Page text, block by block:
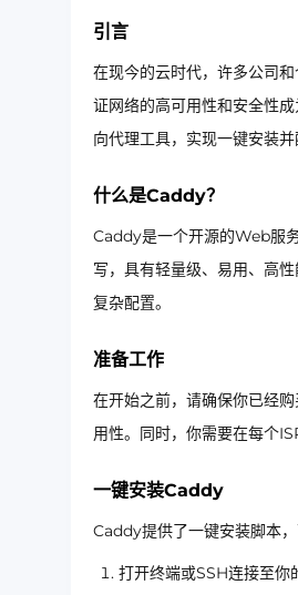
引言
在现今的云时代，许多公司
证网络的高可用性和安全性
向代理工具，实现一键安装
什么是Caddy？
Caddy是一个开源的Web服
写，具有轻量级、易用、高
复杂配置。
准备工作
在开始之前，请确保你已经
用性。同时，你需要在每个
一键安装Caddy
Caddy提供了一键安装脚本
打开终端或SSH连接至你